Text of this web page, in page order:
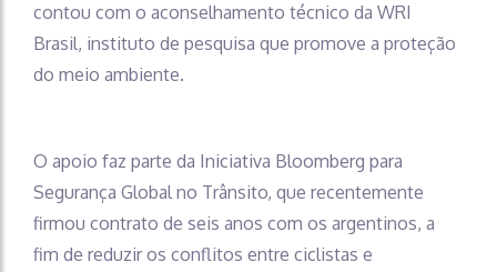
contou com o aconselhamento técnico da WRI
Brasil, instituto de pesquisa que promove a proteção
do meio ambiente.
O apoio faz parte da Iniciativa Bloomberg para
Segurança Global no Trânsito, que recentemente
firmou contrato de seis anos com os argentinos, a
fim de reduzir os conflitos entre ciclistas e